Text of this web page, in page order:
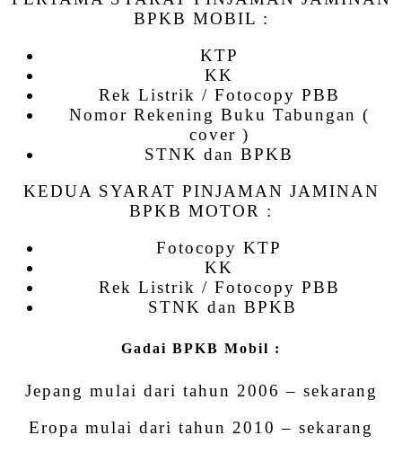
BPKB MOBIL :
KTP
KK
Rek Listrik / Fotocopy PBB
Nomor Rekening Buku Tabungan (
cover )
STNK dan BPKB
KEDUA SYARAT PINJAMAN JAMINAN
BPKB MOTOR :
Fotocopy KTP
KK
Rek Listrik / Fotocopy PBB
STNK dan BPKB
Gadai BPKB Mobil :
Jepang mulai dari tahun 2006 – sekarang
Eropa mulai dari tahun 2010 – sekarang